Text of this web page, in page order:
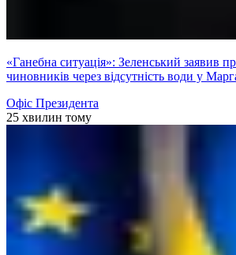
«Ганебна ситуація»: Зеленський заявив
чиновників через відсутність води у
Офіс Президента
25 хвилин тому